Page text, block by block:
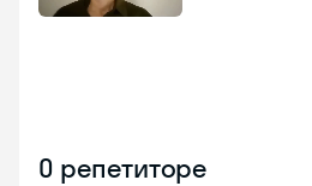
О репетиторе